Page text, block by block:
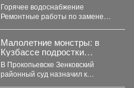
августа 2026 г.
Горячее водоснабжение
Ремонтные работы по замене
Малолетние монстры: в
Кузбассе подростки
избили, запихали в
багажник, и похитили 10-
летнего ребенка
В Прокопьевске Зенковский
районный суд назначил к